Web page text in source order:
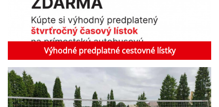
Výhodné predplatné cestovné lístky